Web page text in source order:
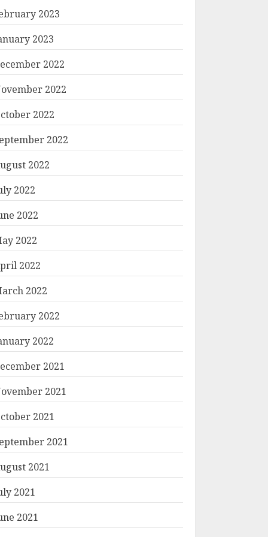
2023
2023
2022
2022
2022
2022
2022
2022
2022
2022
2022
2022
2022
2022
2021
2021
2021
2021
2021
2021
2021